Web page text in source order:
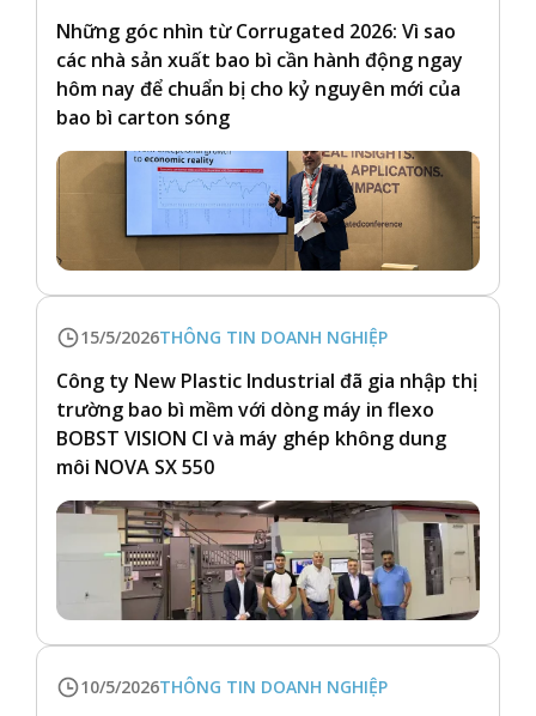
Những góc nhìn từ Corrugated 2026: Vì sao
các nhà sản xuất bao bì cần hành động ngay
hôm nay để chuẩn bị cho kỷ nguyên mới của
bao bì carton sóng
15/5/2026THÔNG TIN DOANH NGHIỆP
Công ty New Plastic Industrial đã gia nhập thị
trường bao bì mềm với dòng máy in flexo
BOBST VISION CI và máy ghép không dung
môi NOVA SX 550
10/5/2026THÔNG TIN DOANH NGHIỆP